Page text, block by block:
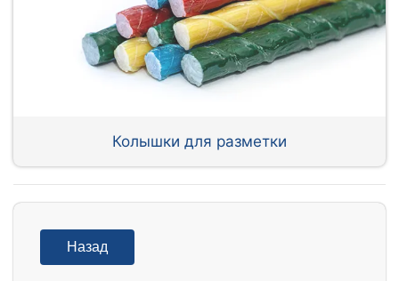
Колышки для разметки
Назад